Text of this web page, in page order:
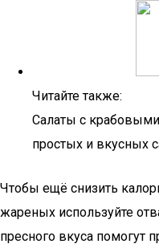
Читайте также:
Салаты с
простых и вкусных
Чтобы ещё снизить
жареных используйте
пресного вкуса помогут